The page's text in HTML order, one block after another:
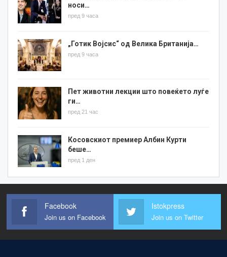
носи…
пред 9 часа
„Готик Војсис“ од Велика Британија…
пред 9 часа
Пет животни лекции што повеќето луѓе
ги…
пред 21 час
Косовскиот премиер Албин Курти
беше…
пред 1 ден
Facebook
Join us on Facebook
Istokpress
Join us on Twitter